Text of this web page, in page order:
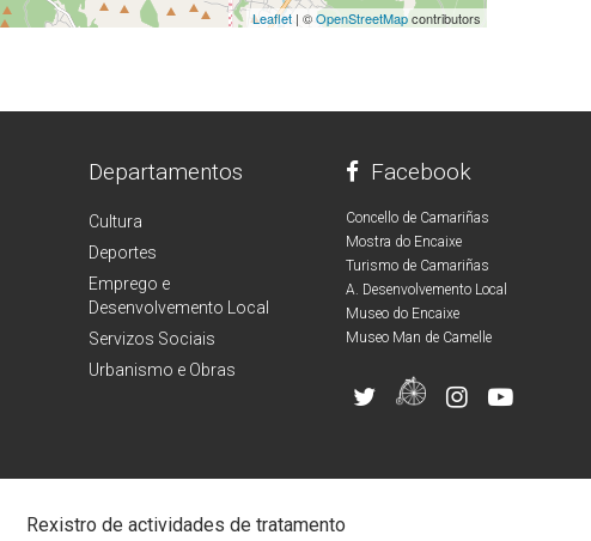
Leaflet | ©OpenStreetMapcontributors
Departamentos
Cultura
Deportes
Emprego e
Desenvolvemento Local
Servizos Sociais
Urbanismo e Obras
Facebook
Concello de Camariñas
Mostra do Encaixe
Turismo de Camariñas
A. Desenvolvemento Local
Museo do Encaixe
Museo Man de Camelle
Rexistro de actividades de tratamento